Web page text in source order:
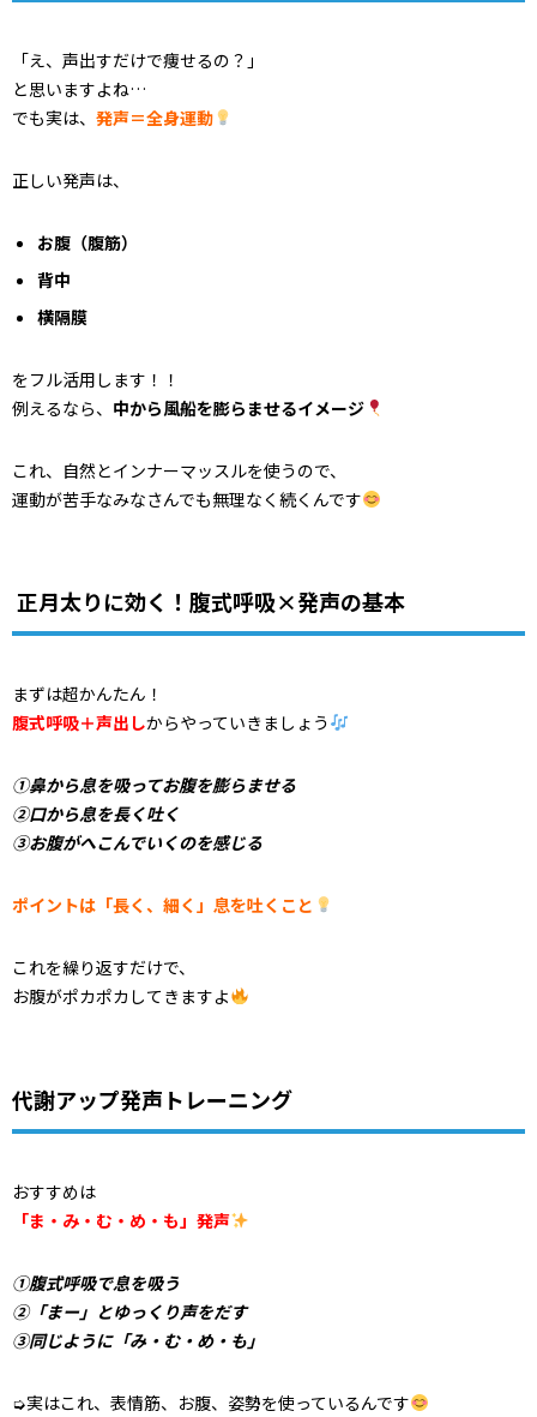
「え、声出すだけで痩せるの？」
と思いますよね…
でも実は、 発声＝全身運動
正しい発声は、
お腹（腹筋）
背中
横隔膜
をフル活用します！！
例えるなら、 中から風船を膨らませるイメージ
これ、自然とインナーマッスルを使うので、
運動が苦手なみなさんでも無理なく続くんです
正月太りに効く！腹式呼吸×発声の基本
まずは超かんたん！
腹式呼吸＋声出しからやっていきましょう
①鼻から息を吸ってお腹を膨らませる
②口から息を長く吐く
③お腹がへこんでいくのを感じる
ポイントは「長く、細く」息を吐くこと
これを繰り返すだけで、
お腹がポカポカしてきますよ
代謝アップ発声トレーニング
おすすめは
「ま・み・む・め・も」発声
①腹式呼吸で息を吸う
②「まー」とゆっくり声をだす
③同じように「み・む・め・も」
➭実はこれ、表情筋、お腹、姿勢を使っているんです